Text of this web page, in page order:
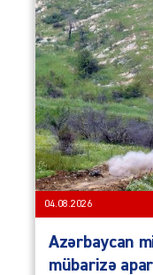
04.08.2026
Azərbaycan
mübarizə